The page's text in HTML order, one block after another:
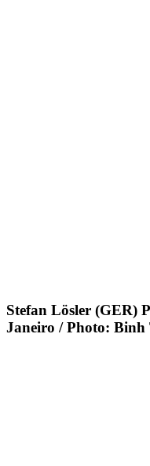
Stefan Lösler (GER)
Janeiro / Photo: Binh